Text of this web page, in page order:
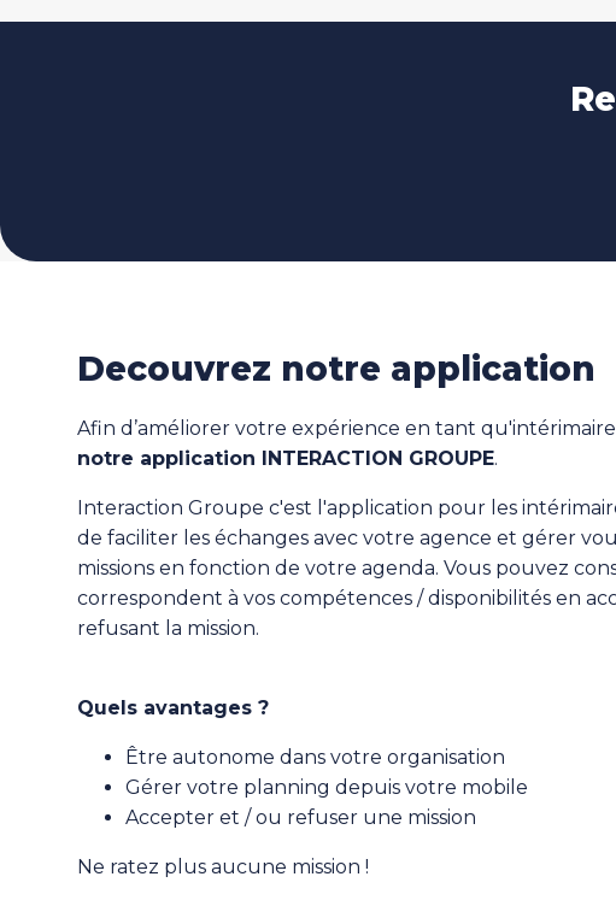
Decouvrez notre application
Afin d’améliorer votre expérience en tant
notre application INTERACTION GROUPE.
Interaction Groupe c'est l'application pour les
de faciliter les échanges avec votre agence et gérer
missions en fonction de votre agenda. Vous pouvez
correspondent à vos compétences / disponibilités en
refusant la mission.
Quels avantages ?
Être autonome dans votre organisation
Gérer votre planning depuis votre mobile
Accepter et / ou refuser une mission
Ne ratez plus aucune mission !